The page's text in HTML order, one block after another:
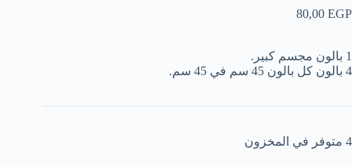
80,00 EGP
1 بالون مجسم كبير.
4 بالون كل بالون 45 سم في 45 سم.
4 متوفر في المخزون